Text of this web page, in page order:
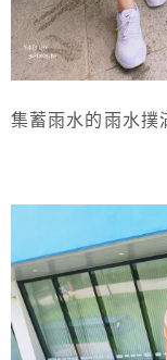
集蓄雨水的雨水撲